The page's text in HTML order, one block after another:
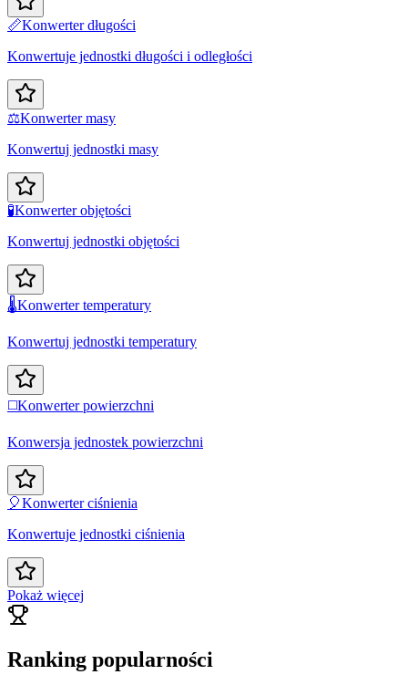
📏Konwerter długości
Konwertuje jednostki długości i odległości
⚖️Konwerter masy
Konwertuj jednostki masy
🧪Konwerter objętości
Konwertuj jednostki objętości
🌡️Konwerter temperatury
Konwertuj jednostki temperatury
◻️Konwerter powierzchni
Konwersja jednostek powierzchni
🎈Konwerter ciśnienia
Konwertuje jednostki ciśnienia
Pokaż więcej
Ranking popularności